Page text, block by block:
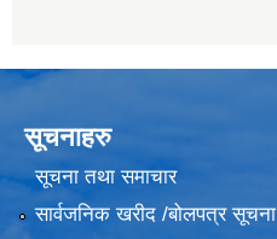
सूचनाहरु
सूचना तथा समाचार
सार्वजनिक खरीद /बोलपत्र सूचना